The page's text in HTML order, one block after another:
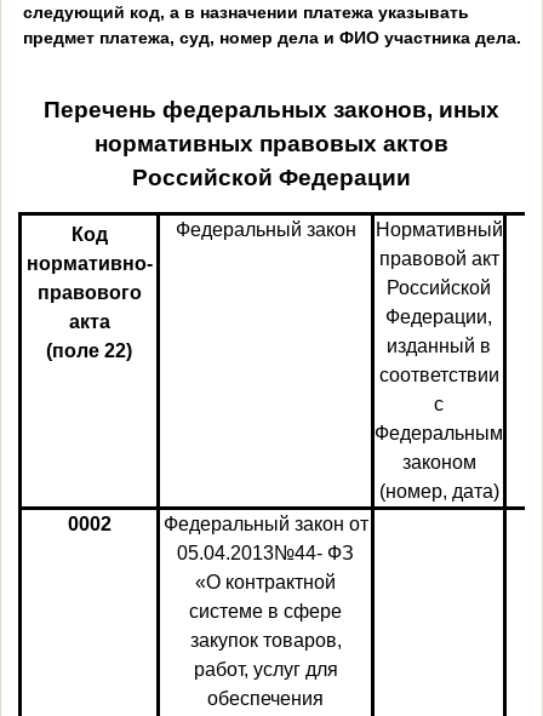
следующий код, а в назначении платежа указывать
предмет платежа, суд, номер дела и ФИО участника дела.
Перечень федеральных законов, иных
нормативных правовых актов
Российской Федерации
Код
нормативно-
правового
акта
(поле 22)
Федеральный закон
Нормативный
правовой акт
Российской
Федерации,
изданный в
соответствии
с
Федеральным
законом
(номер, дата)
0002
Федеральный закон от
05.04.2013№44- ФЗ
«О контрактной
системе в сфере
закупок товаров,
работ, услуг для
обеспечения